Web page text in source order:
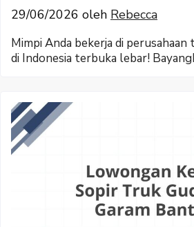
29/06/2026 oleh Rebecca
Mimpi Anda bekerja di
di Indonesia terbuka lebar!